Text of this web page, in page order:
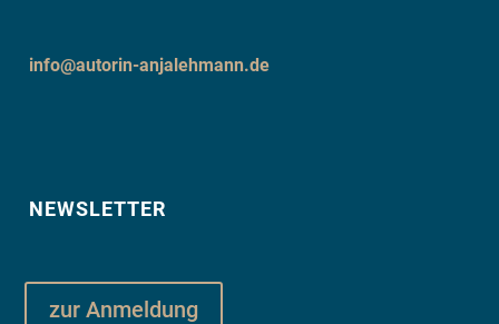
info@autorin-anjalehmann.de
NEWSLETTER
zur Anmeldung